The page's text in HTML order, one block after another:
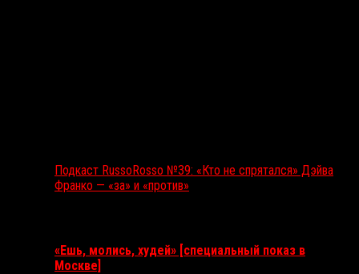
Подкаст RussoRosso №39: «Кто не спрятался» Дэйва
Франко — «за» и «против»
«Ешь, молись, худей» [специальный показ в
Москве]